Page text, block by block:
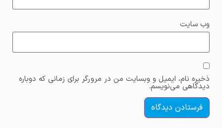
وب‌ سایت
ذخیره نام، ایمیل و وبسایت من در مرورگر برای زمانی که دوباره
دیدگاهی می‌نویسم.